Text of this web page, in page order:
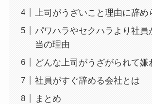
上司がうざいこと理由に辞
パワハラやセクハラより社員
当の理由
どんな上司がうざがられて嫌
社員がすぐ辞める会社とは
まとめ